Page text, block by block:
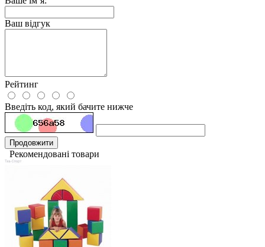
Ваш відгук
Рейтинг
Введіть код, який бачите нижче
Продовжити
Рекомендовані товари